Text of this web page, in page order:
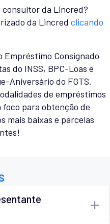
consultor da Lincred?
da Lincred clicando
Empréstimo Consignado
do INSS, BPC-Loas e
Aniversário do FGTS.
de empréstimos
para obtenção de
mais baixas e parcelas